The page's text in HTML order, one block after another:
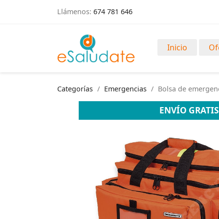
Llámenos: 674 781 646
Inicio
Categorías Emergencias Bolsa de
ENVÍO GRATIS